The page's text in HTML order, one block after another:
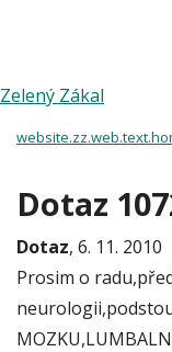
Zelený Zákal
Dotaz
Dotaz, 6. 11. 2010
Prosim o